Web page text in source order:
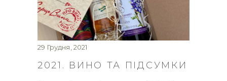
29 Грудня, 2021
2021. ВИНО ТА ПІДСУМКИ